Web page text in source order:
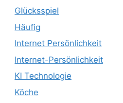
Glücksspiel
Häufig
Internet Persönlichkeit
Internet-Persönlichkeit
KI Technologie
Köche